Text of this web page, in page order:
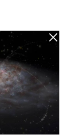
Volver a